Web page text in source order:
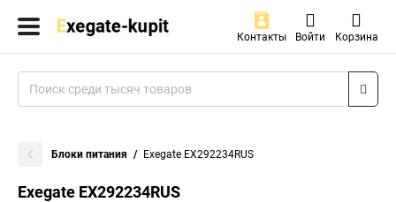
Контакты Войти Корзина
Блоки питания Exegate EX292234RUS
Exegate EX292234RUS